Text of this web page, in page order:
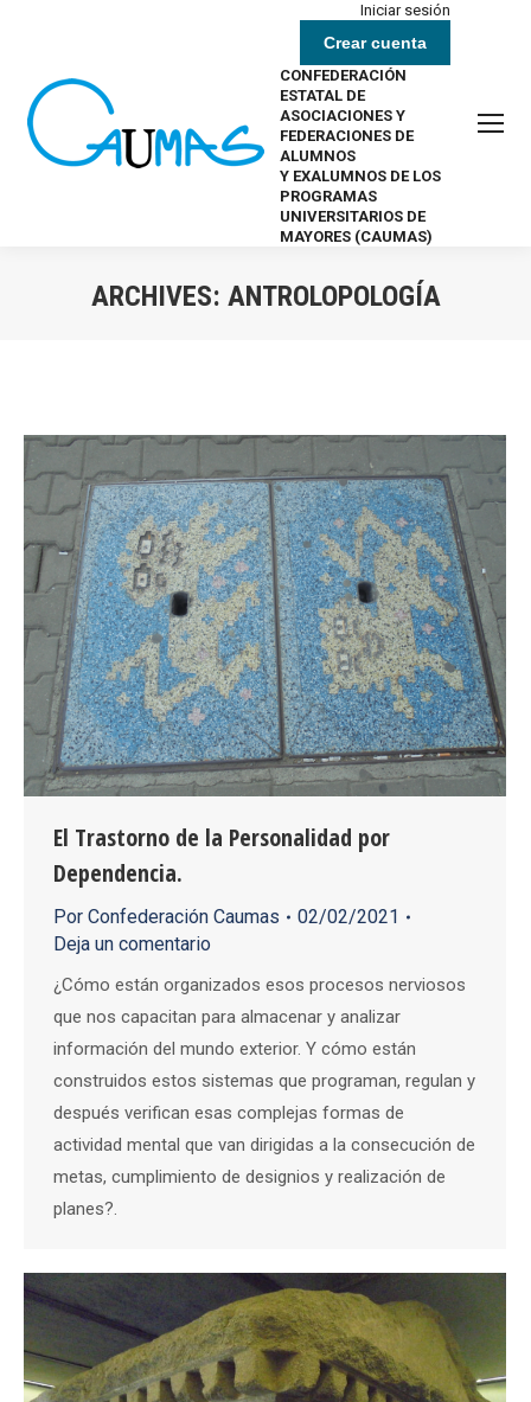
Iniciar sesión
Crear cuenta
CONFEDERACIÓN
ESTATAL DE
ASOCIACIONES Y
FEDERACIONES DE
ALUMNOS
Y EXALUMNOS DE LOS
PROGRAMAS
UNIVERSITARIOS DE
MAYORES (CAUMAS)
ARCHIVES: ANTROLOPOLOGÍA
El Trastorno de la Personalidad por
Dependencia.
Por Confederación Caumas
02/02/2021
Deja un comentario
¿Cómo están organizados esos procesos nerviosos
que nos capacitan para almacenar y analizar
información del mundo exterior. Y cómo están
construidos estos sistemas que programan, regulan y
después verifican esas complejas formas de
actividad mental que van dirigidas a la consecución de
metas, cumplimiento de designios y realización de
planes?.